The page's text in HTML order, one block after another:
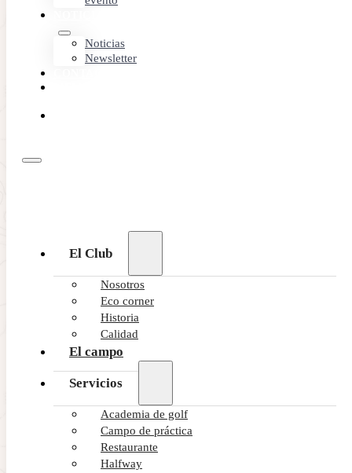
Noticias
Newsletter
El Club
Nosotros
Eco corner
Historia
Calidad
El campo
Servicios
Academia de golf
Campo de práctica
Restaurante
Halfway